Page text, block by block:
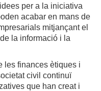
per a la iniciativa
acabar en mans de
mitjançant el
la informació i la
les finances ètiques i
civil continuï
que han creat i